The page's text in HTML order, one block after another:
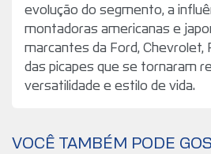
evolução do segmento, a
montadoras americanas e
marcantes da Ford, Chevrolet,
das picapes que se tornaram
versatilidade e estilo de vida.
VOCÊ TAMBÉM PODE